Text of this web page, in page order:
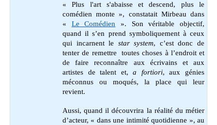
« Plus l'art s'abaisse et descend, plus le
comédien monte », constatait Mirbeau dans
« Le Comédien ». Son véritable objectif,
quand il s’en prend symboliquement à ceux
qui incarnent le star system, c’est donc de
tenter de remettre toutes choses à l’endroit et
de faire reconnaître aux écrivains et aux
artistes de talent et,a fortiori, aux génies
méconnus ou moqués, la place qui leur
revient.
Aussi, quand il découvrira la réalité du métier
d’acteur, « dans une intimité quotidienne », au